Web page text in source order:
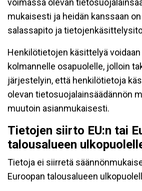
voimassa olevan
mukaisesti ja heidän kanssaan
salassapito ja
Henkilötietojen käsittelyä
kolmannelle osapuolelle, jolloin
järjestelyin, että henkilötietoja
olevan tietosuojalainsäädännön
muutoin asianmukaisesti.
Tietojen siirto EU:n tai
talousalueen
Tietoja ei siirretä
Euroopan talousalueen